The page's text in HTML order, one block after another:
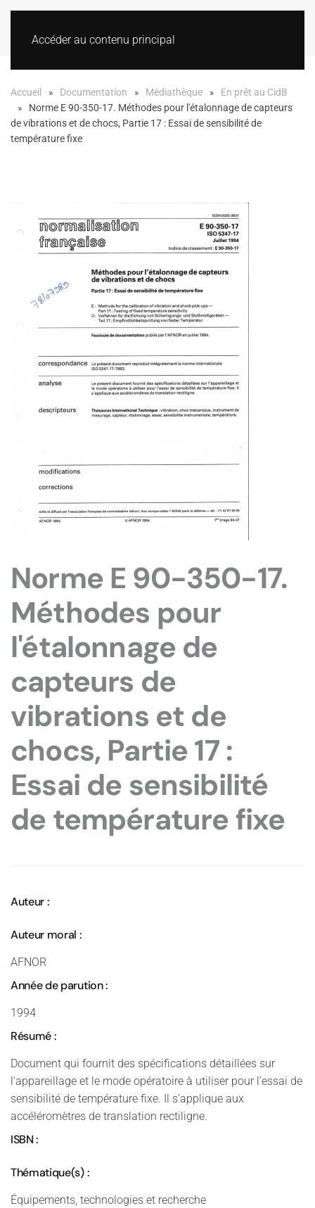
Accéder au contenu principal
Accueil Documentation Médiathèque
En prêt au CidB
Norme E 90-350-17. Méthodes pour l'étalonnage de capteurs
de vibrations et de chocs, Partie 17 : Essai de sensibilité de
température fixe
Norme E 90-350-17.
Méthodes pour
l'étalonnage de
capteurs de
vibrations et de
chocs, Partie 17 :
Essai de sensibilité
de température fixe
Auteur :
Auteur moral :
AFNOR
Année de parution :
1994
Résumé :
Document qui fournit des spécifications détaillées sur
l'appareillage et le mode opératoire à utiliser pour l'essai de
sensibilité de température fixe. Il s'applique aux
accéléromètres de translation rectiligne.
ISBN :
Thématique(s) :
Équipements, technologies et recherche